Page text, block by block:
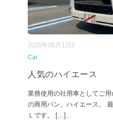
2026年06月13日
Car
人気のハイエース
業務使用の社用車としてご
の商用バン、ハイエース。
Ｌです。 […] ...